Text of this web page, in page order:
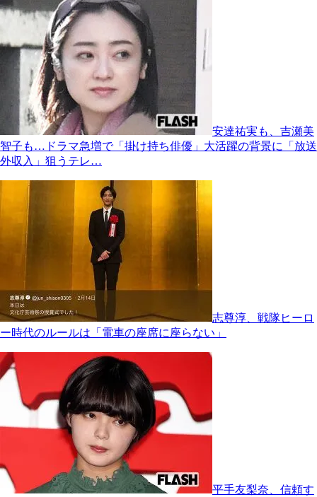
安達祐実も、吉瀬美
智子も…ドラマ急増で「掛け持ち俳優」大活躍の背景に「放送
外収入」狙うテレ…
志尊淳、戦隊ヒーロ
ー時代のルールは「電車の座席に座らない」
平手友梨奈、信頼す